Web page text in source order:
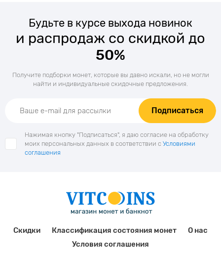
Будьте в курсе выхода новинок
и распродаж со скидкой до
50%
Получите подборки монет, которые вы давно искали, но не могли
найти и индивидуальные скидочные предложения.
Подписаться
Нажимая кнопку "Подписаться", я даю согласие на обработку
моих персональных данных в соответствии с Условиями
соглашения
Скидки Классификация состояния монет
О нас
Условия соглашения